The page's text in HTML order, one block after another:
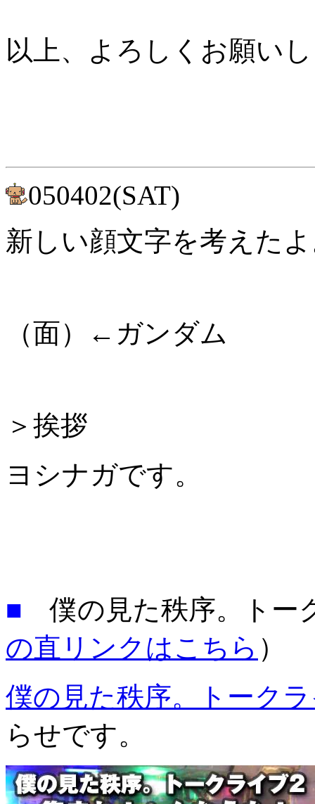
以上、よろしくお願い
050402(SAT)
新しい顔文字を考えた
（面）←ガンダム
＞挨拶
ヨシナガです。
■ 僕の見た秩序。ト
の直リンクはこちら ）
僕の見た秩序。トーク
らせです。